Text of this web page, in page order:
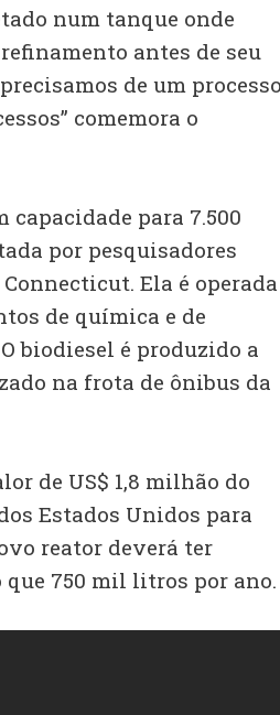
num tanque onde
antes de seu
de um processo
comemora o
para 7.500
por pesquisadores
Ela é operada
de química e de
biodiesel é produzido a
na frota de ônibus da
de US$ 1,8 milhão do
Estados Unidos para
reator deverá ter
750 mil litros por ano.